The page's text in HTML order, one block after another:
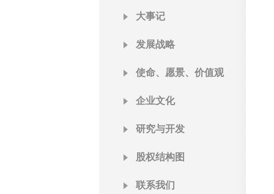
大事记
发展战略
使命、愿景、价值观
企业文化
研究与开发
股权结构图
联系我们